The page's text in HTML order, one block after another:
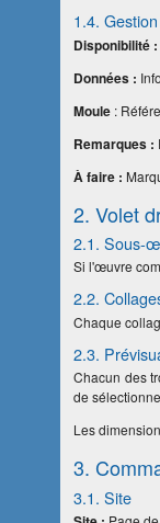
1.4. Gestion
Disponibilité :
Données :
Moule :
Remarques :
À faire :
2. Volet
2.1. Sous-
Si l'œuvre
2.2.
Chaque
2.3.
Chacun des
de
Les
3.
3.1. Site